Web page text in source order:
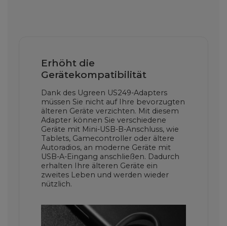
Erhöht die
Gerätekompatibilität
Dank des Ugreen US249-Adapters
müssen Sie nicht auf Ihre bevorzugten
älteren Geräte verzichten. Mit diesem
Adapter können Sie verschiedene
Geräte mit Mini-USB-B-Anschluss, wie
Tablets, Gamecontroller oder ältere
Autoradios, an moderne Geräte mit
USB-A-Eingang anschließen. Dadurch
erhalten Ihre älteren Geräte ein
zweites Leben und werden wieder
nützlich.